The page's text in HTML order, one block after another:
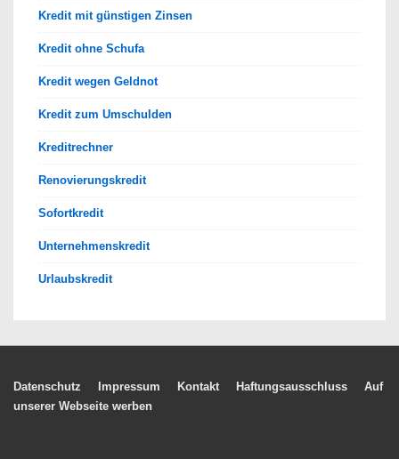
Kredit mit günstigen Zinsen
Kredit ohne Schufa
Kredit wegen Geldnot
Kredit zum Umschulden
Kreditrechner
Renovierungskredit
Sofortkredit
Unternehmenskredit
Urlaubskredit
Footer-
Datenschutz Impressum Kontakt Haftungsausschluss
Auf
unserer Webseite werben